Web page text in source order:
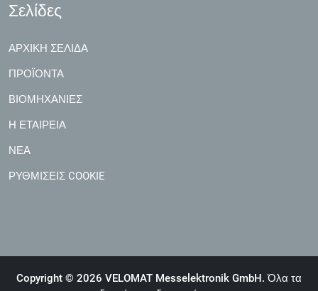
Σελίδες
ΑΡΧΙΚΉ ΣΕΛΊΔΑ
ΠΡΟΪΌΝΤΑ
ΒΙΟΜΗΧΑΝΊΕΣ
Η ΕΤΑΙΡΕΊΑ
ΝΈΑ
ΡΥΘΜΊΣΕΙΣ COOKIE
Copyright © 2026 VELOMAT Messelektronik GmbH. Όλα τα